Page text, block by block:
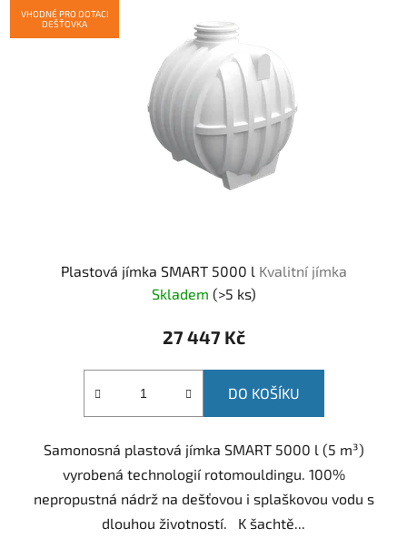
VHODNÉ PRO DOTACI
DEŠŤOVKA
Plastová jímka SMART 5000 l Kvalitní jímka
Skladem (>5 ks)
27 447 Kč
DO KOŠÍKU
Samonosná plastová jímka SMART 5000 l (5 m³)
vyrobená technologií rotomouldingu. 100%
nepropustná nádrž na dešťovou i splaškovou vodu s
dlouhou životností. K šachtě...